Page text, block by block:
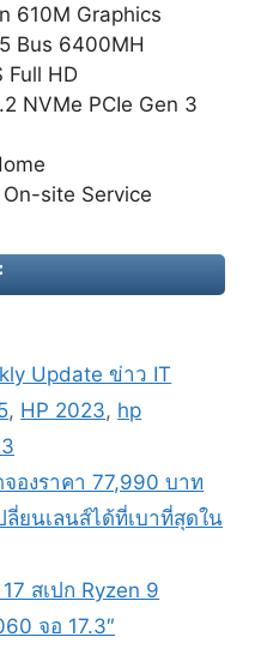
610M Graphics
Bus 6400MH
Full HD
NVMe PCIe Gen 3
site Service
Update ข่าว IT
, HP 2023, hp
จองราคา 77,990 บาท
ลี่ยนเลนส์ได้ที่เบาที่สุดใน
สเปก Ryzen 9
จอ 17.3″